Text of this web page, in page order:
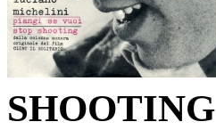
SHOOTING